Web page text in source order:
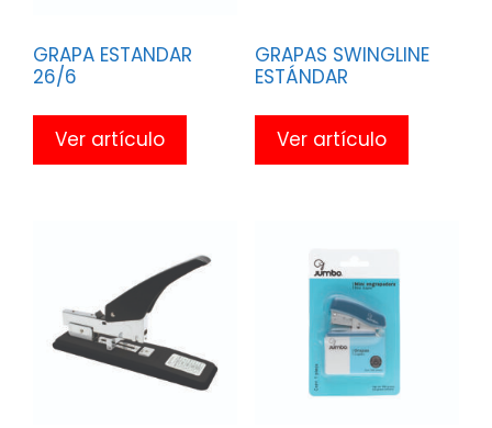
GRAPA ESTANDAR
26/6
Ver artículo
GRAPAS SWINGLINE
ESTÁNDAR
Ver artículo